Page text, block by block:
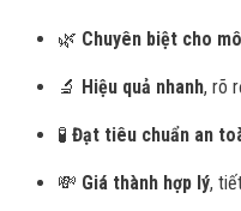
🌿 Chuyên biệt cho
🔬 Hiệu quả nhanh, rõ
🧪 Đạt tiêu chuẩn an
💸 Giá thành hợp lý,